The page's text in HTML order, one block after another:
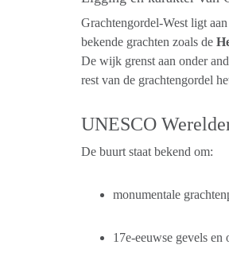
Grachtengordel-West ligt
bekende grachten zoals de
De wijk grenst aan onder
rest van de grachtengordel
UNESCO
De buurt staat bekend om:
monumentale
17e-eeuwse gevels en